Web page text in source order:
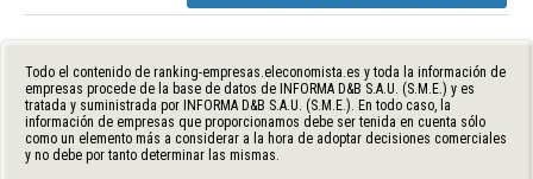
Todo el contenido de ranking-empresas.eleconomista.es y toda la información de
empresas procede de la base de datos de INFORMA D&B S.A.U. (S.M.E.) y es
tratada y suministrada por INFORMA D&B S.A.U. (S.M.E.). En todo caso, la
información de empresas que proporcionamos debe ser tenida en cuenta sólo
como un elemento más a considerar a la hora de adoptar decisiones comerciales
y no debe por tanto determinar las mismas.